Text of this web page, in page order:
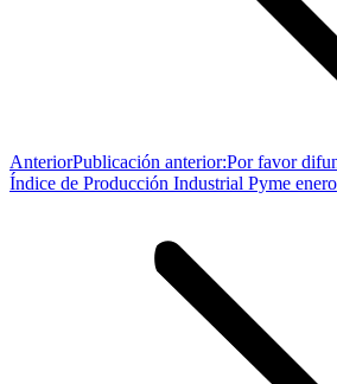
AnteriorPublicación anterior:Por favor
Índice de Producción Industrial Pyme enero